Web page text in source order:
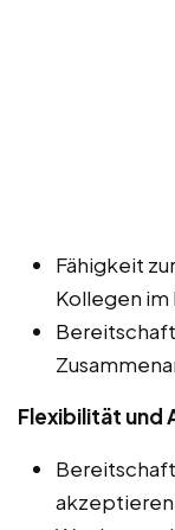
Fähigkeit
Kollegen im
Flexibilität und